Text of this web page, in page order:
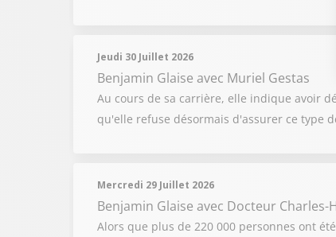
Jeudi 30 Juillet 2026
Benjamin Glaise avec Muriel Gestas
Au cours de sa carrière, elle indique avoir
qu'elle refuse désormais d'assurer ce type
Mercredi 29 Juillet 2026
Benjamin Glaise avec Docteur Charles-
Alors que plus de 220 000 personnes ont